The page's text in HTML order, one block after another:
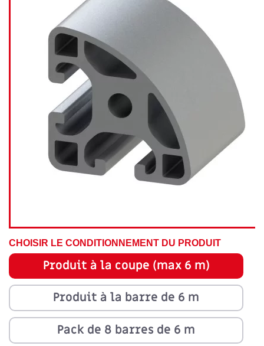
CHOISIR LE CONDITIONNEMENT DU PRODUIT
Produit à la coupe (max 6 m)
Produit à la barre de 6 m
Pack de 8 barres de 6 m